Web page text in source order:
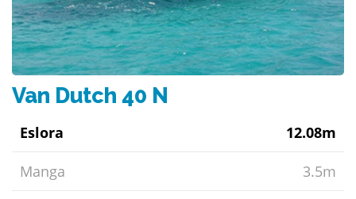
Van Dutch 40 N
Eslora 12.08m
Manga 3.5m